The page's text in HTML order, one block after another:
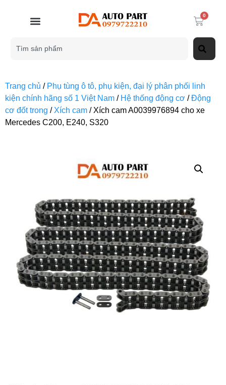
0
Trang chủ / Phụ tùng ô tô, phụ kiện, đại lý phân phối linh
kiện chính hãng số 1 Việt Nam / Hệ thống động cơ /Động
cơ đốt trong / Xích cam / Xích cam A0039976894 cho xe
Mercedes C200, E240, S320